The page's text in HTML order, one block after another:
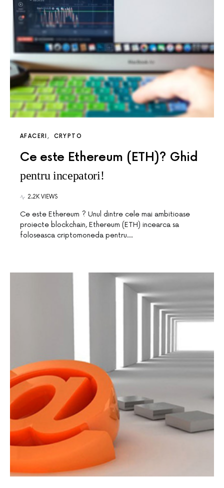
AFACERI CRYPTO
Ce este Ethereum (ETH)? Ghid
pentru incepatori!
2.2K VIEWS
Ce este Ethereum ? Unul dintre cele mai ambitioase
proiecte blockchain, Ethereum (ETH) incearca sa
foloseasca criptomoneda pentru…